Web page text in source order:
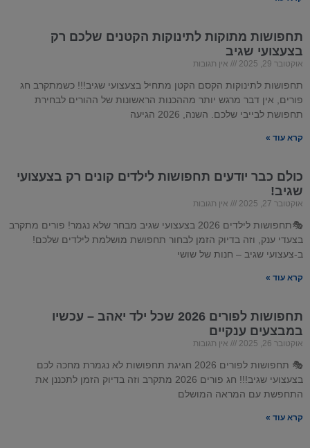
תחפושות מתוקות לתינוקות הקטנים שלכם רק
בצעצועי שגיב
אוקטובר 29, 2025 אין תגובות
תחפושות לתינוקות הקסם הקטן מתחיל בצעצועי שגיב!!! כשמתקרב חג
פורים, אין דבר מרגש יותר מההכנות הראשונות של ההורים לבחירת
תחפושת לבייבי שלכם. השנה, 2026 הגיעה
קרא עוד »
כולם כבר יודעים תחפושות לילדים קונים רק בצעצועי
שגיב!
אוקטובר 27, 2025 אין תגובות
🎭תחפושות לילדים 2026 בצעצועי שגיב מבחר שלא נגמר! פורים מתקרב
בצעדי ענק, וזה בדיוק הזמן לבחור תחפושת מושלמת לילדים שלכם!
ב-צעצועי שגיב – חנות של שושי
קרא עוד »
תחפושות לפורים 2026 שכל ילד יאהב – עכשיו
במבצעים ענקיים
אוקטובר 26, 2025 אין תגובות
🎭 תחפושות לפורים 2026 חגיגת תחפושות לא נגמרת מחכה לכם
בצעצועי שגיב!!! חג פורים 2026 מתקרב וזה בדיוק הזמן לתכננן את
התחפשת עם המראה המושלם
קרא עוד »